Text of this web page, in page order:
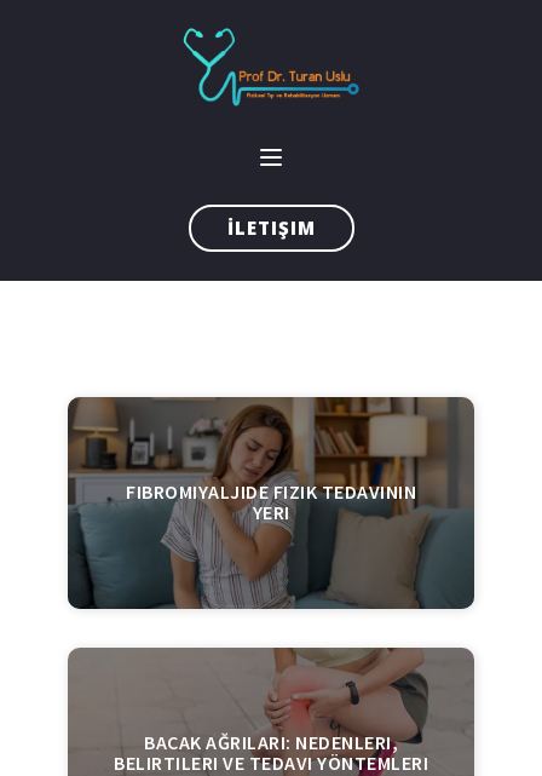
İLETIŞIM
FIBROMIYALJIDE FIZIK TEDAVININ
YERI
BACAK AĞRILARI: NEDENLERI,
BELIRTILERI VE TEDAVI YÖNTEMLERI